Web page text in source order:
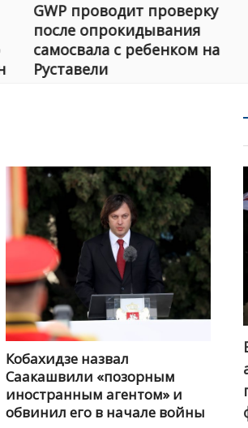
GWP проводит проверку
после опрокидывания
самосвала с ребенком на
Руставели
Кобахидзе назвал
Саакашвили «позорным
иностранным агентом» и
обвинил его в начале войны